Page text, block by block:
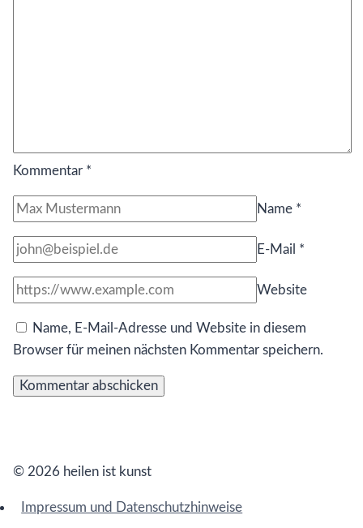
Kommentar *
Name *
E-Mail *
Website
Name, E-Mail-Adresse und Website in diesem
Browser für meinen nächsten Kommentar speichern.
© 2026 heilen ist kunst
Impressum und Datenschutzhinweise